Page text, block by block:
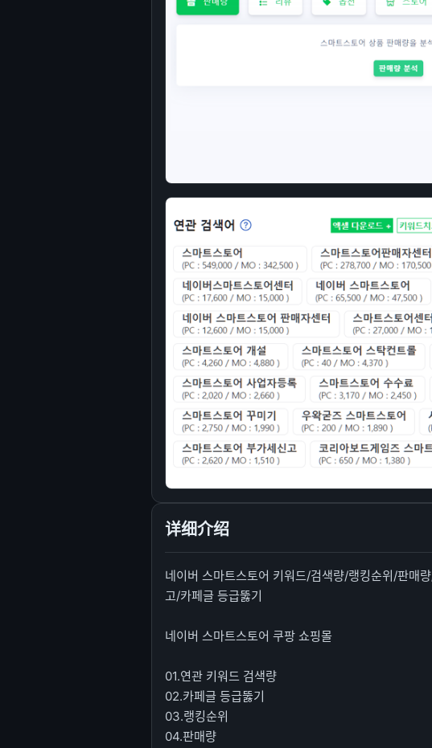
详细介绍
네이버 스마트스토어 키워드/검색량/랭킹순위/판매
고/카페글 등급뚫기
네이버 스마트스토어 쿠팡 쇼핑몰
01.연관 키워드 검색량
02.카페글 등급뚫기
03.랭킹순위
04.판매량